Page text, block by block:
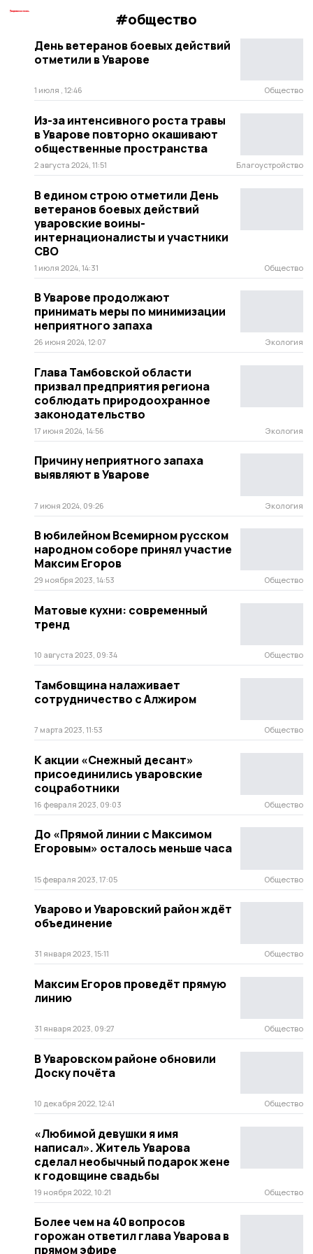
#общество
День ветеранов боевых действий
отметили в Уварове
1 июля , 12:46 Общество
Из-за интенсивного роста травы
в Уварове повторно окашивают
общественные пространства
2 августа 2024, 11:51 Благоустройство
В едином строю отметили День
ветеранов боевых действий
уваровские воины-
интернационалисты и участники
СВО
1 июля 2024, 14:31 Общество
В Уварове продолжают
принимать меры по минимизации
неприятного запаха
26 июня 2024, 12:07 Экология
Глава Тамбовской области
призвал предприятия региона
соблюдать природоохранное
законодательство
17 июня 2024, 14:56 Экология
Причину неприятного запаха
выявляют в Уварове
7 июня 2024, 09:26 Экология
В юбилейном Всемирном русском
народном соборе принял участие
Максим Егоров
29 ноября 2023, 14:53 Общество
Матовые кухни: современный
тренд
10 августа 2023, 09:34 Общество
Тамбовщина налаживает
сотрудничество с Алжиром
7 марта 2023, 11:53 Общество
К акции «Снежный десант»
присоединились уваровские
соцработники
16 февраля 2023, 09:03 Общество
До «Прямой линии с Максимом
Егоровым» осталось меньше часа
15 февраля 2023, 17:05 Общество
Уварово и Уваровский район ждёт
объединение
31 января 2023, 15:11 Общество
Максим Егоров проведёт прямую
линию
31 января 2023, 09:27 Общество
В Уваровском районе обновили
Доску почёта
10 декабря 2022, 12:41 Общество
«Любимой девушки я имя
написал». Житель Уварова
сделал необычный подарок жене
к годовщине свадьбы
19 ноября 2022, 10:21 Общество
Более чем на 40 вопросов
горожан ответил глава Уварова в
прямом эфире